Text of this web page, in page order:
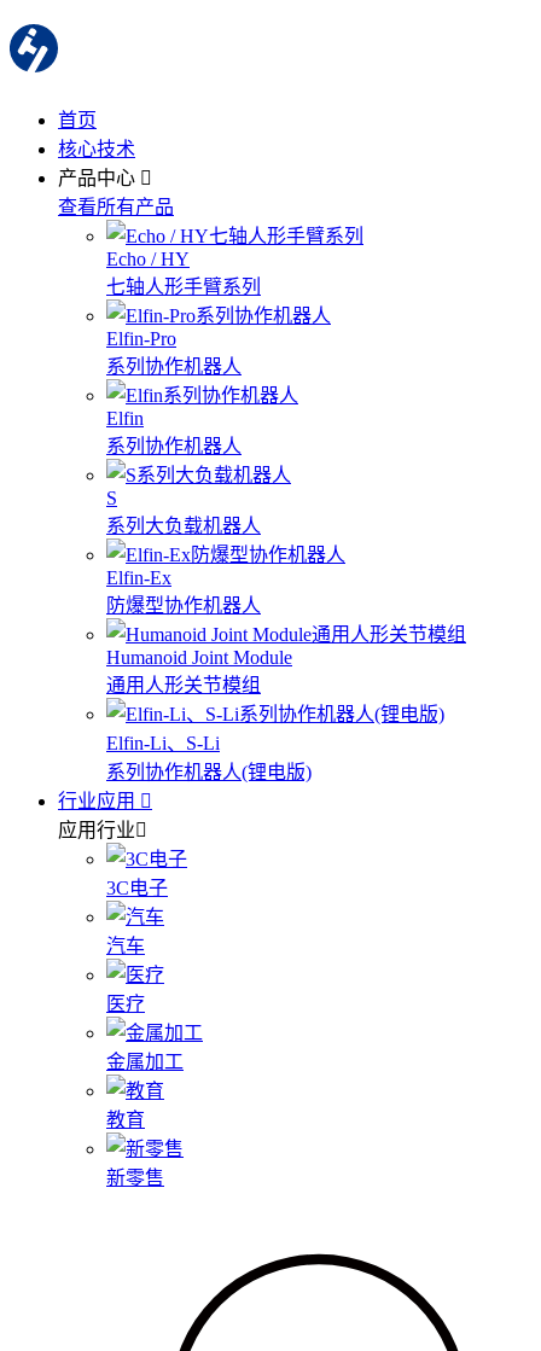
首页
核心技术
产品中心
查看所有产品
Echo / HY
七轴人形手臂系列
Elfin-Pro
系列协作机器人
Elfin
系列协作机器人
S
系列大负载机器人
Elfin-Ex
防爆型协作机器人
Humanoid Joint Module
通用人形关节模组
Elfin-Li、S-Li
系列协作机器人(锂电版)
行业应用
应用行业
3C电子
汽车
医疗
金属加工
教育
新零售